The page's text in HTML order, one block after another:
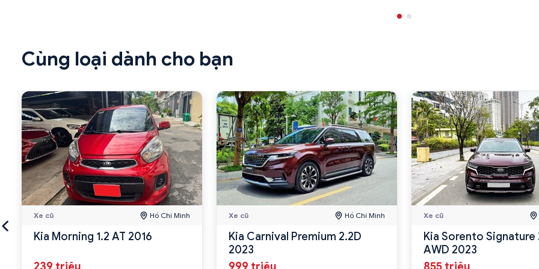
Cùng loại dành cho bạn
Xe cũ Hồ Chí Minh
Kia Morning 1.2 AT 2016
Xe cũ Hồ Chí Minh
Kia Carnival Premium 2.2D
2023
Xe cũ
Kia Sorento Signature
AWD 2023